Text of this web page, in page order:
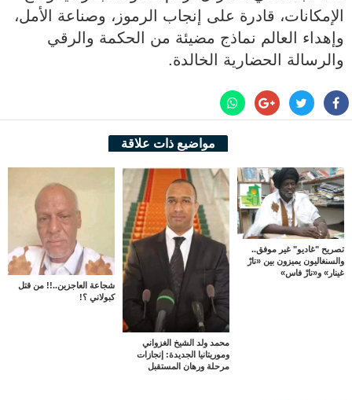
الإمكانات، قادرة على إنجاب الرموز، وصناعة الأمل،
وإهداء العالم نماذج مضيئة من الحكمة والرقي
والرسالة الحضارية الخالدة.
مواضيع ذات علاقة
تصريح "غاديو" غير موفق..
والسنغاليون يميزون بين «نارْ
غينار» و«نارْ فاس»
محمد ولد الشيخ الغزواني
وموريتانيا الجديدة: إنجازات
مرحلة ورهان المستقبل
شجاعة العاجزين..!! من قتل
كبولاني ؟!